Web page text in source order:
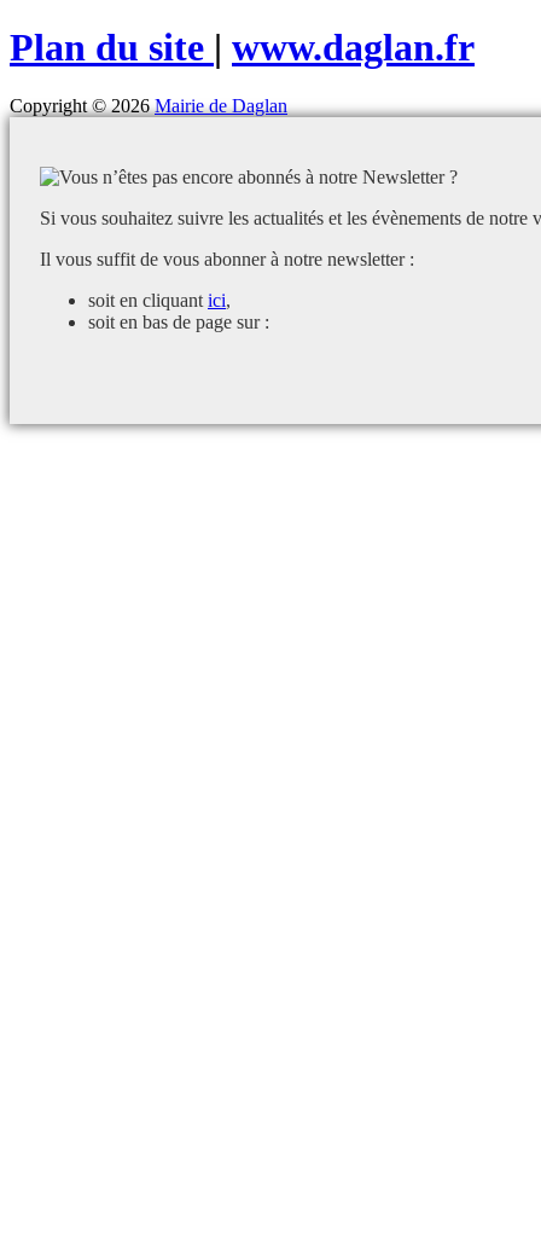
Plan du site | www.daglan.fr
Copyright © 2026Mairie de Daglan
Si vous souhaitez suivre les actualités et les évènements de
Il vous suffit de vous abonner à notre newsletter :
soit en cliquant ici,
soit en bas de page sur :